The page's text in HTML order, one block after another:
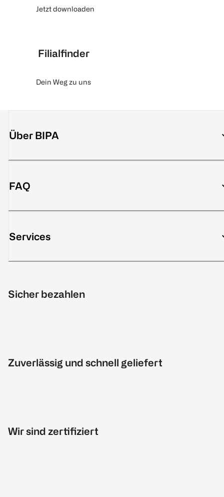
Jetzt downloaden
Filialfinder
Dein Weg zu uns
Über BIPA
FAQ
Services
Sicher bezahlen
Zuverlässig und schnell geliefert
Wir sind zertifiziert